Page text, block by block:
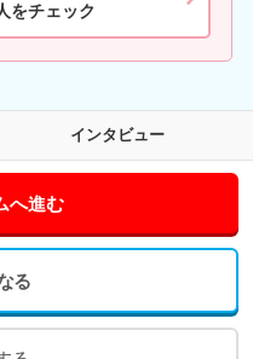
をチェック
インタビュー
へ進む
る